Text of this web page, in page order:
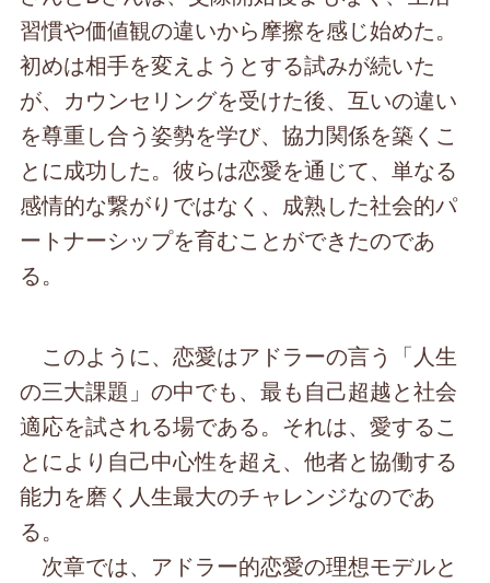
習慣や価値観の違いから摩擦を感じ始めた。
初めは相手を変えようとする試みが続いた
が、カウンセリングを受けた後、互いの違い
を尊重し合う姿勢を学び、協力関係を築くこ
とに成功した。彼らは恋愛を通じて、単なる
感情的な繋がりではなく、成熟した社会的パ
ートナーシップを育むことができたのであ
る。
このように、恋愛はアドラーの言う「人生
の三大課題」の中でも、最も自己超越と社会
適応を試される場である。それは、愛するこ
とにより自己中心性を超え、他者と協働する
能力を磨く人生最大のチャレンジなのであ
る。
次章では、アドラー的恋愛の理想モデルと